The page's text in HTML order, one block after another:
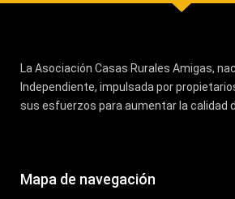
La Asociación Casas Rurales Amigas,
Independiente, impulsada por
sus esfuerzos para aumentar la calidad
Mapa de navegación